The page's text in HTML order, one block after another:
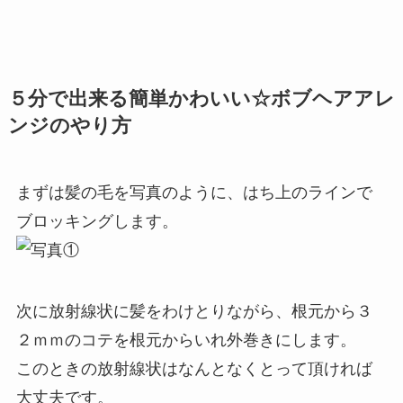
５分で出来る簡単かわいい☆ボブヘアアレ
ンジのやり方
まずは髪の毛を写真のように、はち上のラインで
ブロッキングします。
次に放射線状に髪をわけとりながら、根元から３
２ｍｍのコテを根元からいれ外巻きにします。
このときの放射線状はなんとなくとって頂ければ
大丈夫です。